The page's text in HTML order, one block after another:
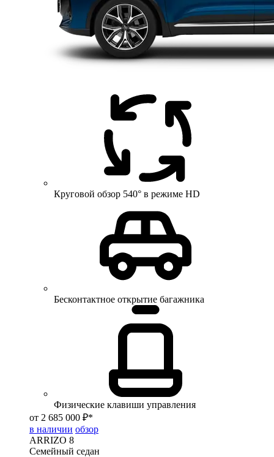
Круговой обзор 540° в режиме HD
Бесконтактное открытие багажника
Физические клавиши управления
от 2 685 000 ₽*
в наличии обзор
ARRIZO 8
Семейный седан